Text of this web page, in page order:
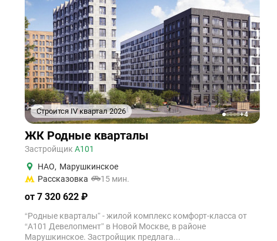
Строится IV квартал 2026
12345+4
ЖК Родные кварталы
Застройщик А101
НАО, Марушкинское
Рассказовка
15 мин.
от 7 320 622 ₽
“Родные кварталы” - жилой комплекс комфорт-класса от
“А101 Девелопмент” в Новой Москве, в районе
Марушкинское. Застройщик предлага...